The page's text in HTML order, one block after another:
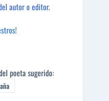
autor o editor.
poeta sugerido: